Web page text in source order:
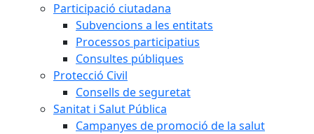
Participació ciutadana
Subvencions a les entitats
Processos participatius
Consultes públiques
Protecció Civil
Consells de seguretat
Sanitat i Salut Pública
Campanyes de promoció de la salut